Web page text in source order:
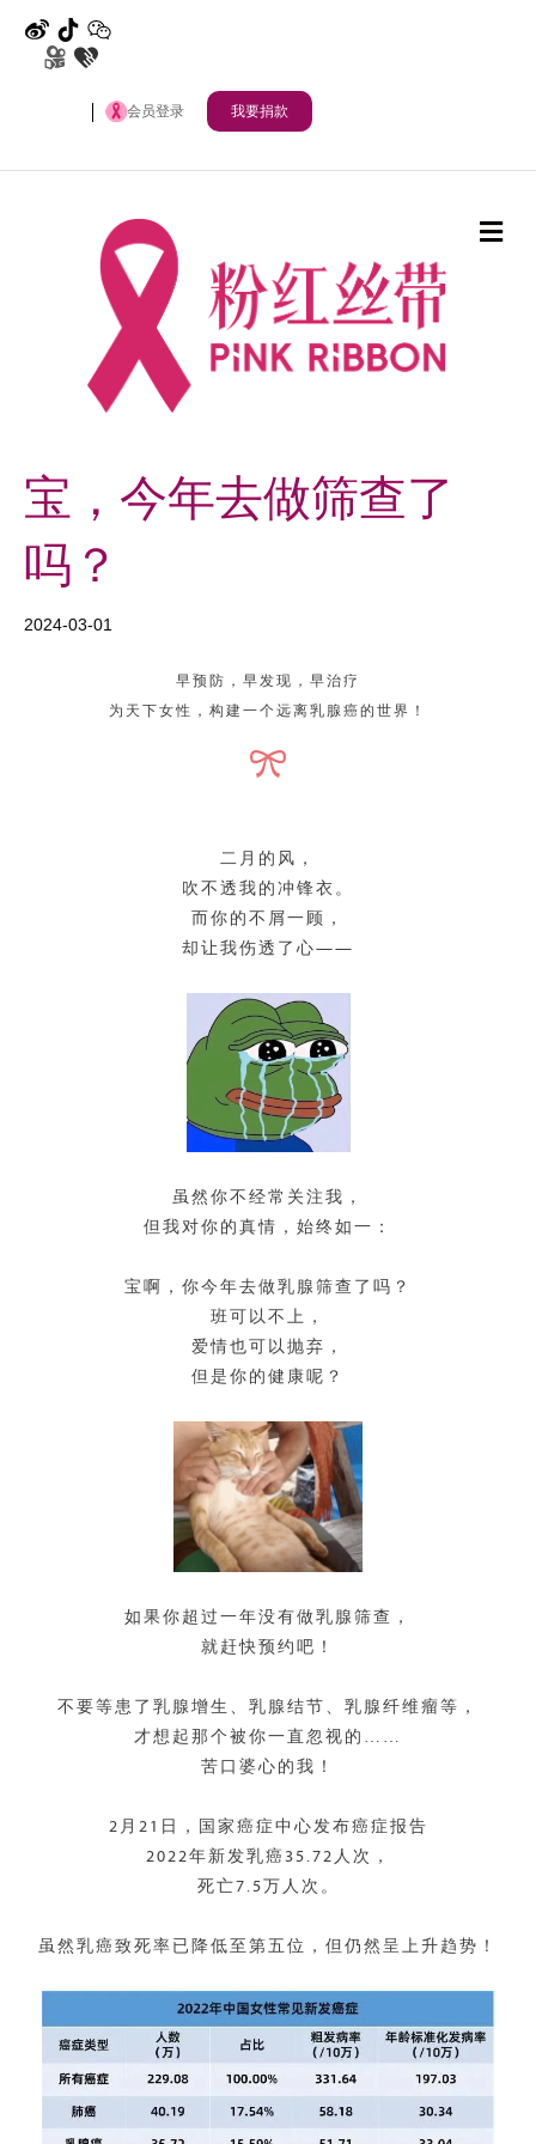
微博 抖音 公众号
快手 其他
会员登录 我要捐款
宝，今年去做筛查了
吗？
2024-03-01
早预防，早发现，早治疗
为天下女性，构建一个远离乳腺癌的世界！
二月的风，
吹不透我的冲锋衣。
而你的不屑一顾，
却让我伤透了心——
虽然你不经常关注我，
但我对你的真情，始终如一：
宝啊，你今年去做乳腺筛查了吗？
班可以不上，
爱情也可以抛弃，
但是你的健康呢？
如果你超过一年没有做乳腺筛查，
就赶快预约吧！
不要等患了乳腺增生、乳腺结节、乳腺纤维瘤等，
才想起那个被你一直忽视的……
苦口婆心的我 ！
2月21日，国家癌症中心发布癌症报告
2022年新发乳癌35.72人次，
死亡7.5万人次。
虽然乳癌致死率已降低至第五位，但仍然呈上升趋势！